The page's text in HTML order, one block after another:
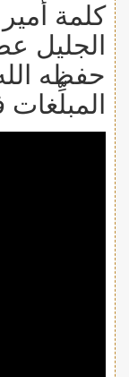
كلمة
الجليل
حفظه